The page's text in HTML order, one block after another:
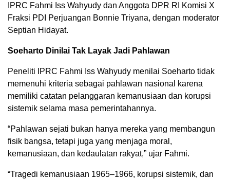
IPRC Fahmi Iss Wahyudy dan Anggota DPR RI Komisi X
Fraksi PDI Perjuangan Bonnie Triyana, dengan moderator
Septian Hidayat.
Soeharto Dinilai Tak Layak Jadi Pahlawan
Peneliti IPRC Fahmi Iss Wahyudy menilai Soeharto tidak
memenuhi kriteria sebagai pahlawan nasional karena
memiliki catatan pelanggaran kemanusiaan dan korupsi
sistemik selama masa pemerintahannya.
“Pahlawan sejati bukan hanya mereka yang membangun
fisik bangsa, tetapi juga yang menjaga moral,
kemanusiaan, dan kedaulatan rakyat,” ujar Fahmi.
“Tragedi kemanusiaan 1965–1966, korupsi sistemik, dan